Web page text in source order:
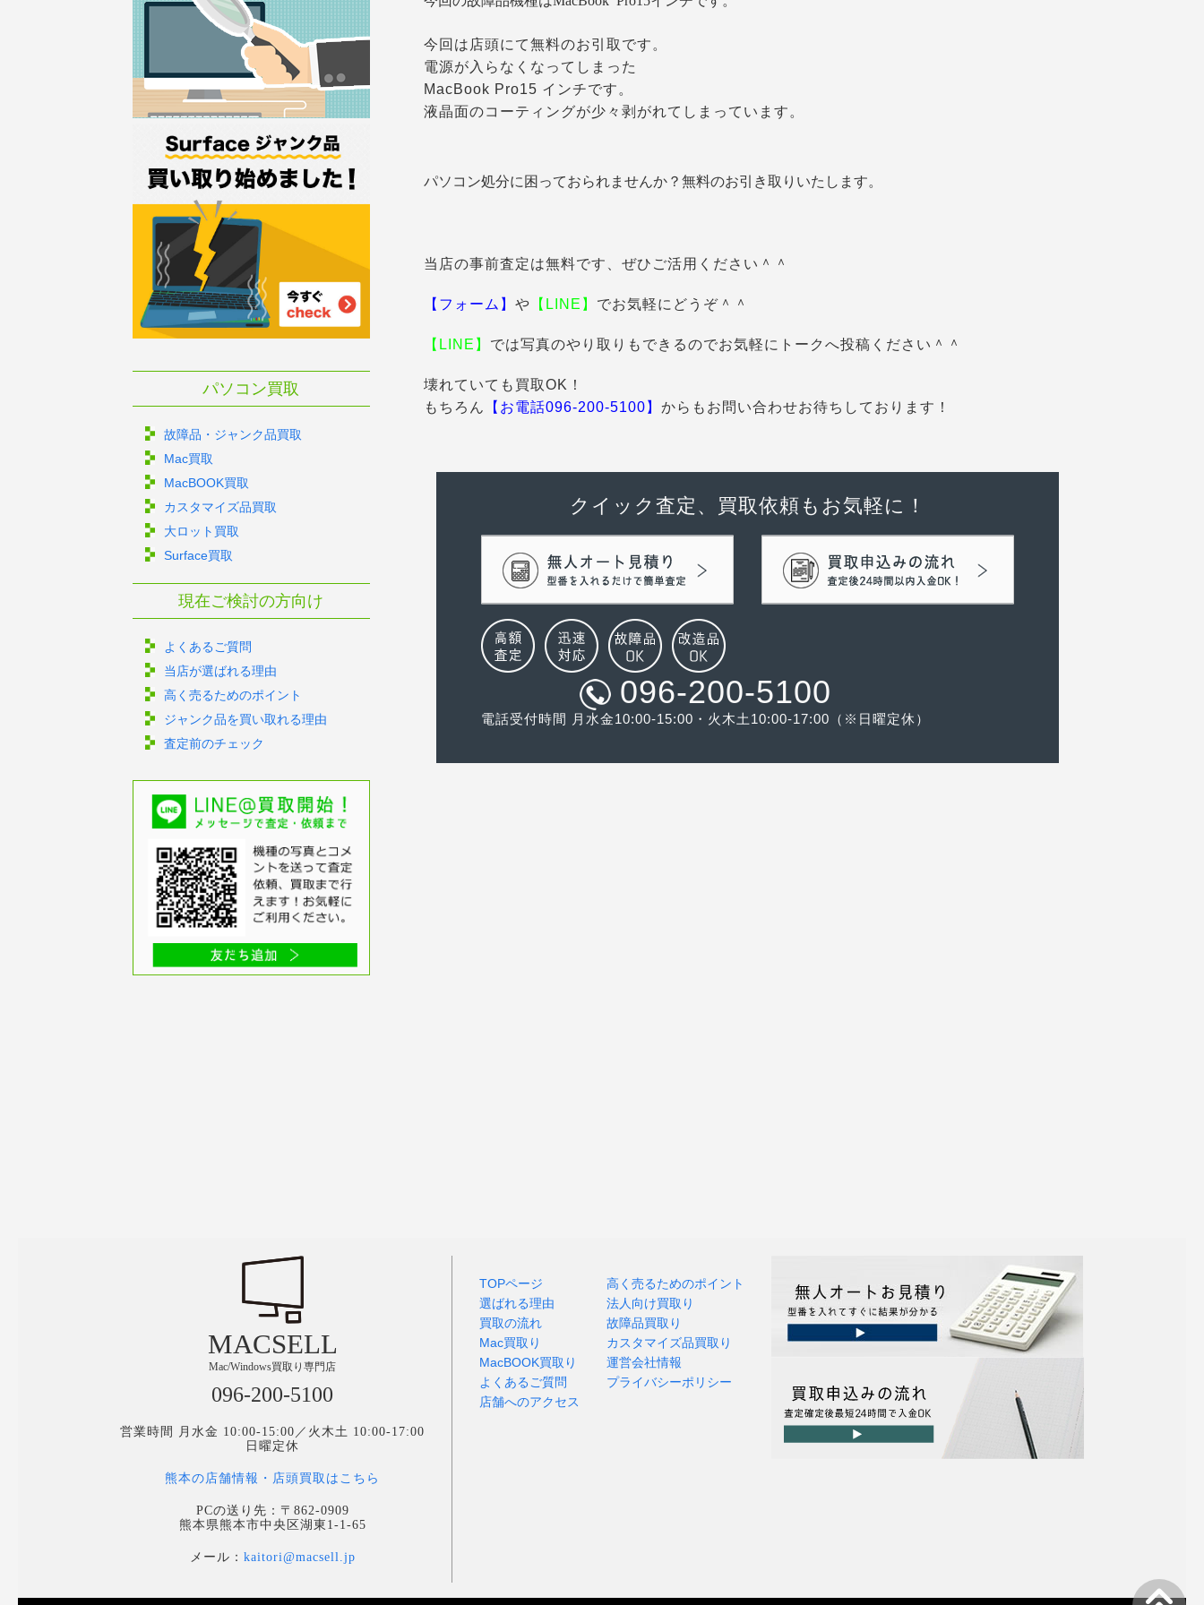
今回は店頭にて無料のお引取です。
電源が入らなくなってしまった
MacBook Pro15 インチです。
液晶面のコーティングが少々剥がれてしまっています。
パソコン処分に困っておられませんか？無料のお引き取りいたします。
当店の事前査定は無料です、ぜひご活用ください＾＾
【フォーム】 や 【LINE】 でお気軽にどうぞ＾＾
【LINE】 では写真のやり取りもできるのでお気軽にトークへ投稿ください＾＾
壊れていても買取OK！
もちろん 【お電話096-200-5100】 からもお問い合わせお待ちしております！
クイック査定、買取依頼もお気軽に！
096-200-5100
電話受付時間 月水金10:00-15:00・火木土10:00-17:00（※日曜定休）
パソコン買取
故障品・ジャンク品買取
Mac買取
MacBOOK買取
カスタマイズ品買取
大ロット買取
Surface買取
現在ご検討の方向け
よくあるご質問
当店が選ばれる理由
高く売るためのポイント
ジャンク品を買い取れる理由
査定前のチェック
MACSELL
Mac/Windows買取り専門店
096-200-5100
営業時間 月水金 10:00-15:00／火木土 10:00-17:00
日曜定休
熊本の店舗情報・店頭買取はこちら
PCの送り先：〒862-0909
熊本県熊本市中央区湖東1-1-65
メール： kaitori@macsell.jp
TOPページ
選ばれる理由
買取の流れ
Mac買取り
MacBOOK買取り
よくあるご質問
店舗へのアクセス
高く売るためのポイント
法人向け買取り
故障品買取り
カスタマイズ品買取り
運営会社情報
プライバシーポリシー